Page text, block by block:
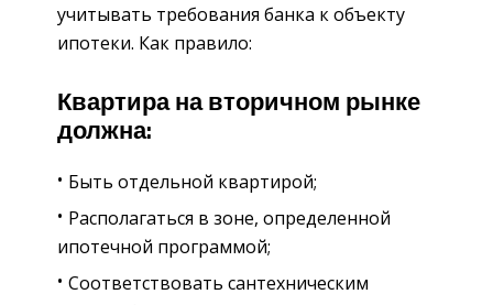
учитывать требования банка к объекту
ипотеки. Как правило:
Квартира на вторичном рынке
должна:
Быть отдельной квартирой;
Располагаться в зоне, определенной
ипотечной программой;
Соответствовать сантехническим